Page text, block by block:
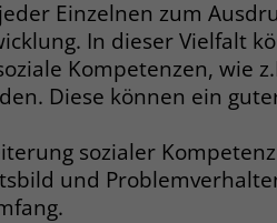
Einzelnen zum
In dieser Vielfalt
Kompetenzen, wie
Diese können ein
sozialer
und
Zweck
Behält die
Seitenanfragen
Zweck
Werbeanzeige
enthält
Werbeanzeige
Erfolge wie z.B.
Kontaktanfragen
Name